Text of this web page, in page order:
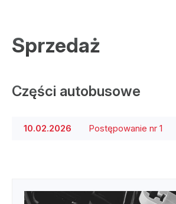
Sprzedaż
Części autobusowe
10.02.2026 Postępowanie nr 1